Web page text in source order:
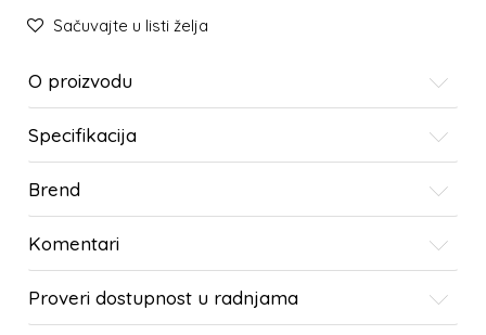
Sačuvajte u listi želja
O proizvodu
Specifikacija
Brend
Komentari
Proveri dostupnost u radnjama